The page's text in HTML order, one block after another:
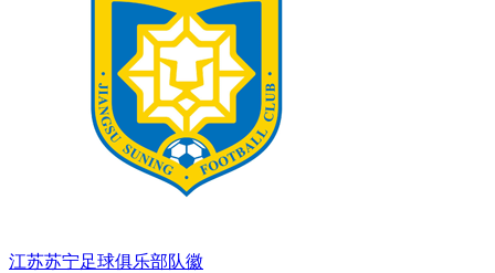
江苏苏宁足球俱乐部队徽